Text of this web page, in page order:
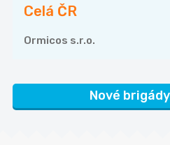
Celá ČR
Ormicos s.r.o.
Nové